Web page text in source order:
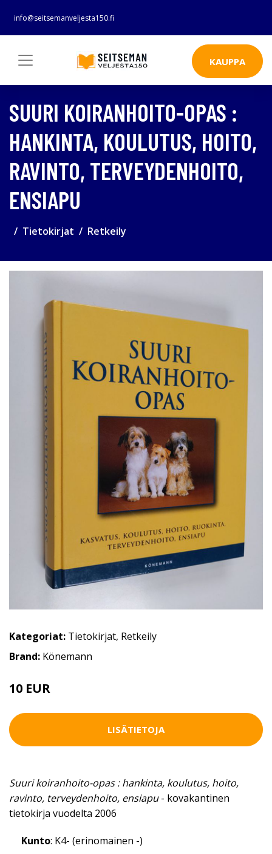
info@seitsemanveljesta150.fi
KAUPPA
SUURI KOIRANHOITO-OPAS :
HANKINTA, KOULUTUS, HOITO,
RAVINTO, TERVEYDENHOITO,
ENSIAPU
Tietokirjat Retkeily
Kategoriat: Tietokirjat, Retkeily
Brand: Könemann
10 EUR
LISÄTIETOJA
Suuri koiranhoito-opas : hankinta, koulutus, hoito,
ravinto, terveydenhoito, ensiapu- kovakantinen
tietokirja vuodelta 2006
Kunto: K4- (erinomainen -)